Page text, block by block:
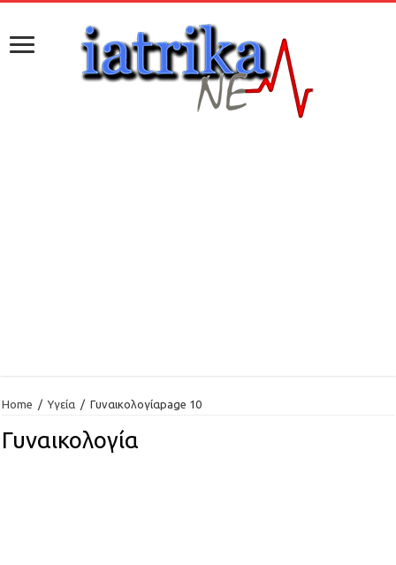
Home / Υγεία / Γυναικολογίαpage 10
Γυναικολογία